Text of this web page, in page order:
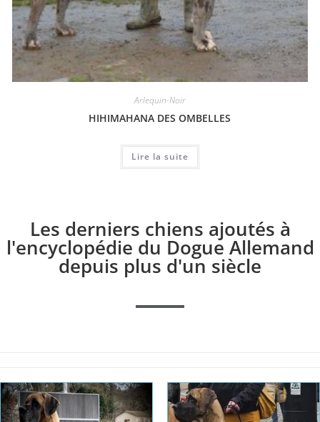
Arlequin-Noir
HIHIMAHANA DES OMBELLES
Lire la suite
Les derniers chiens ajoutés à
l'encyclopédie du Dogue Allemand
depuis plus d'un siècle